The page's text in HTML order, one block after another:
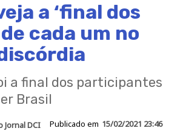
a ‘final dos
cada um no
a final dos participantes
Brasil
Jornal DCI Publicado em 15/02/2021 23:46